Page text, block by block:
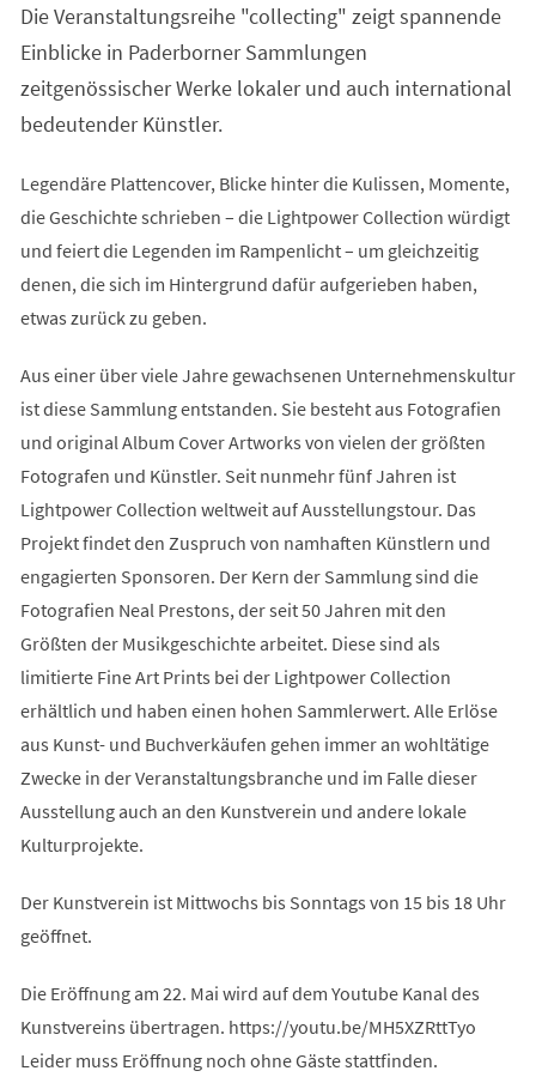
Die Veranstaltungsreihe "collecting" zeigt spannende
Einblicke in Paderborner Sammlungen
zeitgenössischer Werke lokaler und auch international
bedeutender Künstler.
Legendäre Plattencover, Blicke hinter die Kulissen, Momente,
die Geschichte schrieben – die Lightpower Collection würdigt
und feiert die Legenden im Rampenlicht – um gleichzeitig
denen, die sich im Hintergrund dafür aufgerieben haben,
etwas zurück zu geben.
Aus einer über viele Jahre gewachsenen Unternehmenskultur
ist diese Sammlung entstanden. Sie besteht aus Fotografien
und original Album Cover Artworks von vielen der größten
Fotografen und Künstler. Seit nunmehr fünf Jahren ist
Lightpower Collection weltweit auf Ausstellungstour. Das
Projekt findet den Zuspruch von namhaften Künstlern und
engagierten Sponsoren. Der Kern der Sammlung sind die
Fotografien Neal Prestons, der seit 50 Jahren mit den
Größten der Musikgeschichte arbeitet. Diese sind als
limitierte Fine Art Prints bei der Lightpower Collection
erhältlich und haben einen hohen Sammlerwert. Alle Erlöse
aus Kunst- und Buchverkäufen gehen immer an wohltätige
Zwecke in der Veranstaltungsbranche und im Falle dieser
Ausstellung auch an den Kunstverein und andere lokale
Kulturprojekte.
Der Kunstverein ist Mittwochs bis Sonntags von 15 bis 18 Uhr
geöffnet.
Die Eröffnung am 22. Mai wird auf dem Youtube Kanal des
Kunstvereins übertragen. https://youtu.be/MH5XZRttTyo
Leider muss Eröffnung noch ohne Gäste stattfinden.